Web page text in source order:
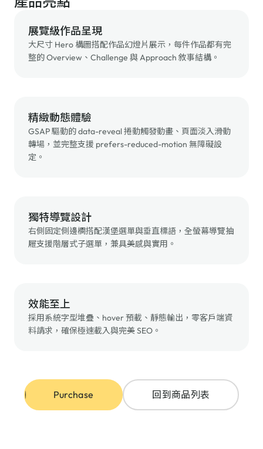
展覽級作品呈現
大尺寸 Hero 構圖搭配作品幻燈片展示，每件作品都有完
整的 Overview、Challenge 與 Approach 敘事結構。
精緻動態體驗
GSAP 驅動的 data-reveal 捲動觸發動畫、頁面淡入滑動
轉場，並完整支援 prefers-reduced-motion 無障礙設
定。
獨特導覽設計
右側固定側邊欄搭配漢堡選單與垂直標語，全螢幕導覽抽
屜支援階層式子選單，兼具美感與實用。
效能至上
採用系統字型堆疊、hover 預載、靜態輸出，零客戶端資
料請求，確保極速載入與完美 SEO。
Purchase 回到商品列表